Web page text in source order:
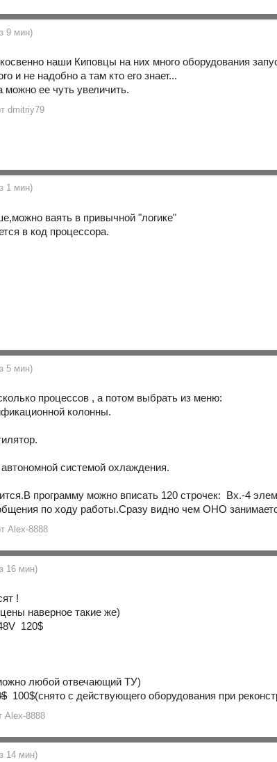
9 мин)
наши Киповцы на них много оборудования
и не надобно а там кто его знает...
можно ее чуть увеличить.
dmitriy79
1 мин)
ваять в привычной "логике"
в код процессора.
5 мин)
процессов , а потом выбрать из меню:
колонны.
системой охлаждения.
программу можно вписать 120 строчек: Вх.-4
по ходу работы.Сразу видно чем ОНО
Alex-8888
16 мин)
!
наверное такие же)
120$
любой отвечающий ТУ)
100$(снято с действующего оборудования при
Alex-8888
14 мин)